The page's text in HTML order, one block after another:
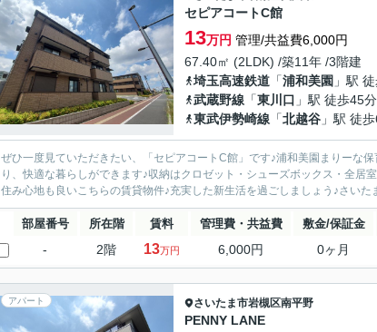
セピアコートC館
13万円 管理/共益費6,000円
67.40㎡ (2LDK) /築11年 /3階建
埼玉高速鉄道 「浦和美園 」駅
武蔵野線 「東川口 」駅 徒歩45分
東武伊勢崎線 「北越谷 」駅 徒
ぜひ一度見ていただきたい、「セピアコートC館」です♪浦和美園まりーな
り、快適な暮らしができます♪収納はクロゼット・シューズボックス・全
住み心地も良いこちらの賃貸物件♪充実した新生活を過ごしましょう♪さい
部屋番号 所在階 賃料 管理費・共益費 敷金/保証金
- 2階 13万円 6,000円 0ヶ月
アパート さいたま市岩槻区南平野
PENNY LANE